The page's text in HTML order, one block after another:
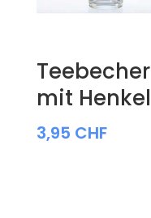
Teebecher
mit Henkel
3,95 CHF